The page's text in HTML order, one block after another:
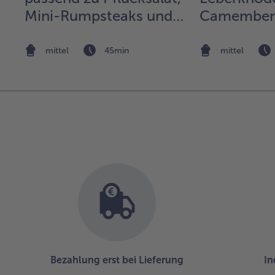
Mini-Rumpsteaks und
mittel 45min
Preiselbeer
mittel
Bezahlung erst bei Lieferung